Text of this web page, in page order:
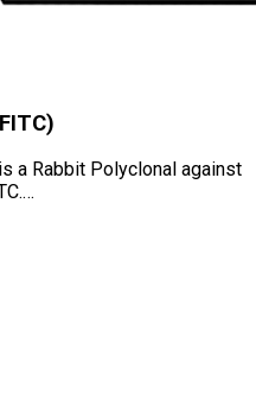
a Rabbit Polyclonal against